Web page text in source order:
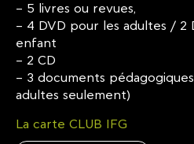
– 5 livres ou revues,
– 4 DVD pour les adultes / 2
enfant
– 2 CD
– 3 documents
adultes seulement)
La carte CLUB IFG